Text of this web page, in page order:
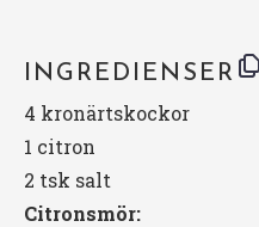
INGREDIENSER
4 kronärtskockor
1 citron
2 tsk salt
Citronsmör: